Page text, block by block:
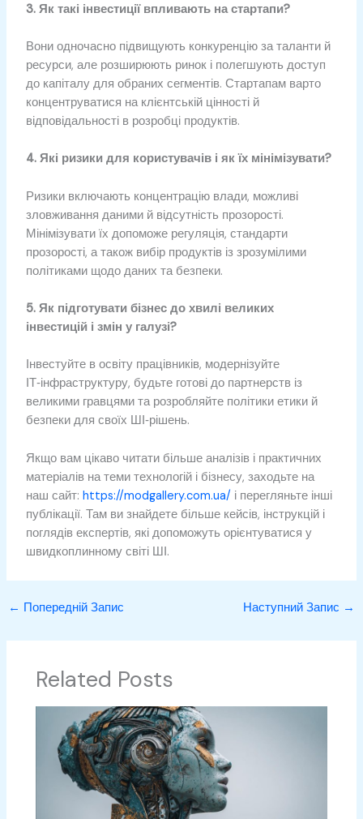
3. Як такі інвестиції впливають на стартапи?
Вони одночасно підвищують конкуренцію за таланти й
ресурси, але розширюють ринок і полегшують доступ
до капіталу для обраних сегментів. Стартапам варто
концентруватися на клієнтській цінності й
відповідальності в розробці продуктів.
4. Які ризики для користувачів і як їх мінімізувати?
Ризики включають концентрацію влади, можливі
зловживання даними й відсутність прозорості.
Мінімізувати їх допоможе регуляція, стандарти
прозорості, а також вибір продуктів із зрозумілими
політиками щодо даних та безпеки.
5. Як підготувати бізнес до хвилі великих
інвестицій і змін у галузі?
Інвестуйте в освіту працівників, модернізуйте
ІТ‑інфраструктуру, будьте готові до партнерств із
великими гравцями та розробляйте політики етики й
безпеки для своїх ШІ‑рішень.
Якщо вам цікаво читати більше аналізів і практичних
матеріалів на теми технологій і бізнесу, заходьте на
наш сайт: https://modgallery.com.ua/ і перегляньте інші
публікації. Там ви знайдете більше кейсів, інструкцій і
поглядів експертів, які допоможуть орієнтуватися у
швидкоплинному світі ШІ.
← Попередній Запис Наступний Запис →
Related Posts